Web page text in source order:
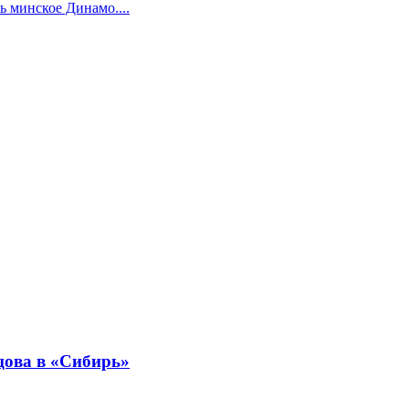
минское Динамо....
в «Сибирь»